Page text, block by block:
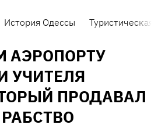
История Одессы Туристическая
АЭРОПОРТУ
УЧИТЕЛЯ
ПРОДАВАЛ